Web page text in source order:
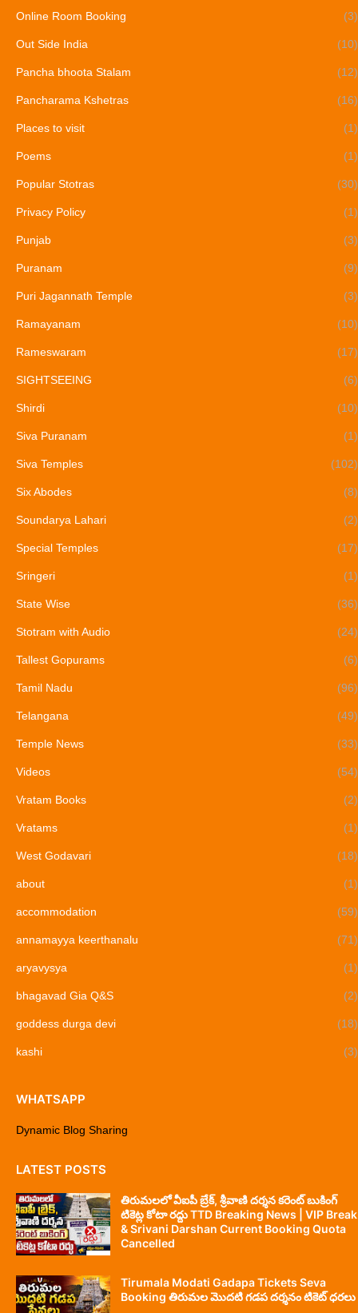
Online Room Booking (3)
Out Side India (10)
Pancha bhoota Stalam (12)
Pancharama Kshetras (16)
Places to visit (1)
Poems (1)
Popular Stotras (30)
Privacy Policy (1)
Punjab (3)
Puranam (9)
Puri Jagannath Temple (3)
Ramayanam (10)
Rameswaram (17)
SIGHTSEEING (6)
Shirdi (10)
Siva Puranam (1)
Siva Temples (102)
Six Abodes (8)
Soundarya Lahari (2)
Special Temples (17)
Sringeri (1)
State Wise (36)
Stotram with Audio (24)
Tallest Gopurams (6)
Tamil Nadu (96)
Telangana (49)
Temple News (33)
Videos (54)
Vratam Books (2)
Vratams (1)
West Godavari (18)
about (1)
accommodation (59)
annamayya keerthanalu (71)
aryavysya (1)
bhagavad Gia Q&S (2)
goddess durga devi (18)
kashi (3)
WHATSAPP
Dynamic Blog Sharing
LATEST POSTS
తిరుమలలో వీఐపీ బ్రేక్, శ్రీవాణి దర్శన కరెంట్ బుకింగ్
టికెట్ల కోటా రద్దు TTD Breaking News | VIP Break
& Srivani Darshan Current Booking Quota
Cancelled
Tirumala Modati Gadapa Tickets Seva
Booking తిరుమల మొదటి గడప దర్శనం టికెట్ ధరలు